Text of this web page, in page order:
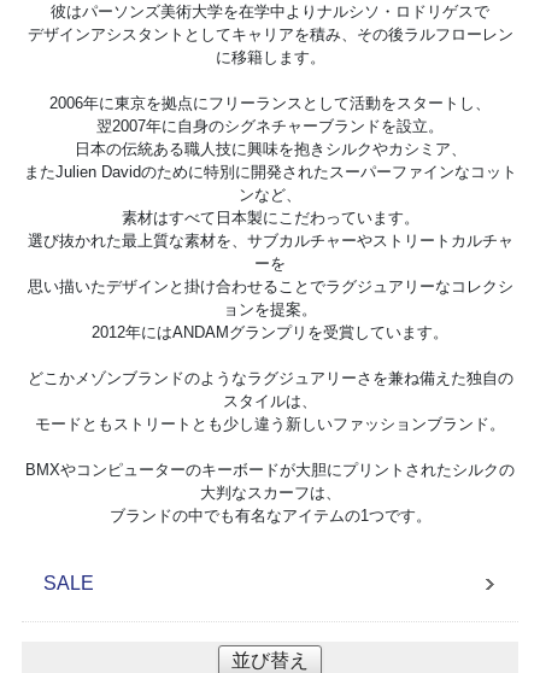
彼はパーソンズ美術大学を在学中よりナルシソ・ロドリゲスで
デザインアシスタントとしてキャリアを積み、その後ラルフローレン
に移籍します。
2006年に東京を拠点にフリーランスとして活動をスタートし、
翌2007年に自身のシグネチャーブランドを設立。
日本の伝統ある職人技に興味を抱きシルクやカシミア、
またJulien Davidのために特別に開発されたスーパーファインなコット
ンなど、
素材はすべて日本製にこだわっています。
選び抜かれた最上質な素材を、サブカルチャーやストリートカルチャ
ーを
思い描いたデザインと掛け合わせることでラグジュアリーなコレクシ
ョンを提案。
2012年にはANDAMグランプリを受賞しています。
どこかメゾンブランドのようなラグジュアリーさを兼ね備えた独自の
スタイルは、
モードともストリートとも少し違う新しいファッションブランド。
BMXやコンピューターのキーボードが大胆にプリントされたシルクの
大判なスカーフは、
ブランドの中でも有名なアイテムの1つです。
SALE
並び替え